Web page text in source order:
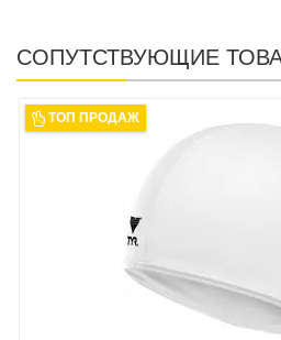
СОПУТСТВУЮЩИЕ
ТОП ПРОДАЖ